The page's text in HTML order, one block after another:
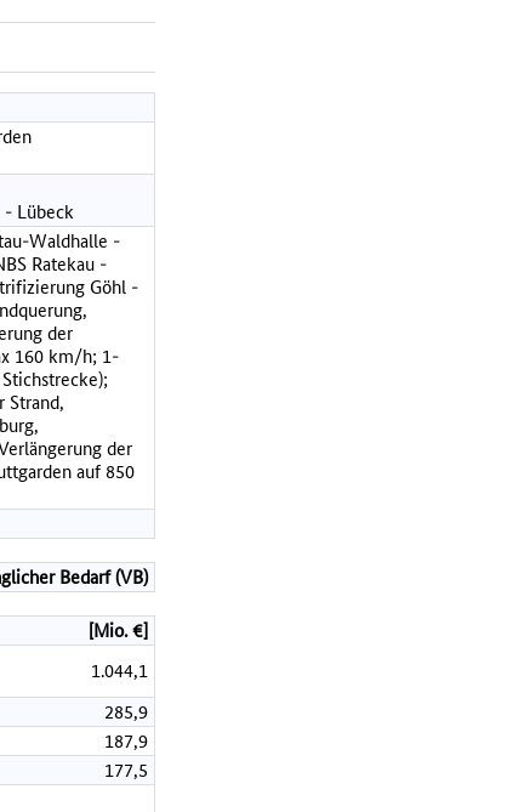
- Lübeck
Waldhalle -
Ratekau -
Göhl -
der
160 km/h; 1-
Strand,
der
auf 850
Bedarf (VB)
[Mio. €]
1.044,1
285,9
187,9
177,5